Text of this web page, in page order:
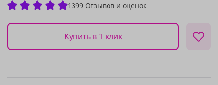
1399 Отзывов и оценок
Купить в 1 клик